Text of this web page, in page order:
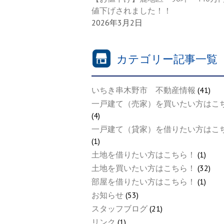
値下げされました！！
2026年3月2日
カテゴリー記事一覧
いちき串木野市 不動産情報 (41)
一戸建て（売家）を買いたい方はこ
(4)
一戸建て（貸家）を借りたい方はこ
(1)
土地を借りたい方はこちら！ (1)
土地を買いたい方はこちら！ (32)
部屋を借りたい方はこちら！ (1)
お知らせ (53)
スタッフブログ (21)
リンク (1)